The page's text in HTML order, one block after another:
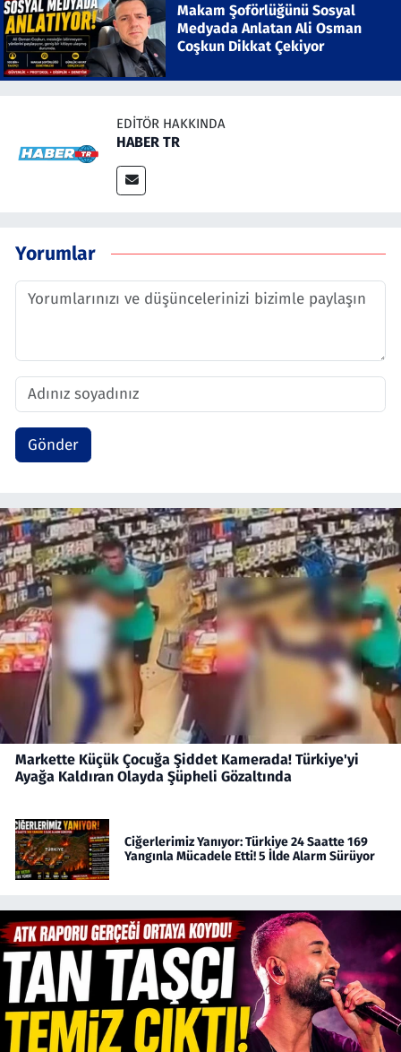
Makam Şoförlüğünü Sosyal
Medyada Anlatan Ali Osman
Coşkun Dikkat Çekiyor
EDITÖR HAKKINDA
HABER TR
Yorumlar
Gönder
Markette Küçük Çocuğa Şiddet Kamerada! Türkiye'yi
Ayağa Kaldıran Olayda Şüpheli Gözaltında
Ciğerlerimiz Yanıyor: Türkiye 24 Saatte 169
Yangınla Mücadele Etti! 5 İlde Alarm Sürüyor